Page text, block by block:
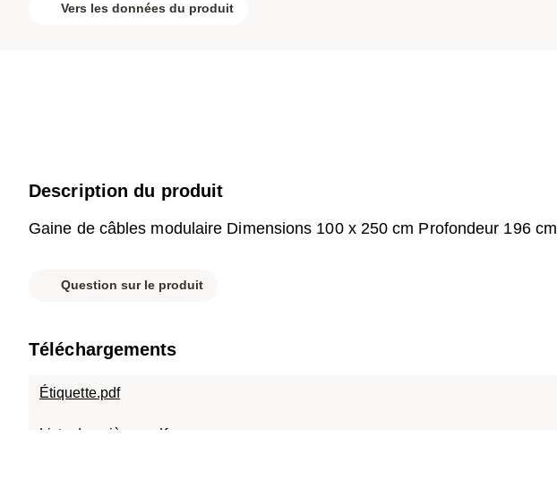
Vers les données du produit
Description du produit
Gaine de câbles modulaire Dimensions 100 x 250 cm Profondeur 196 cm
Question sur le produit
Téléchargements
Étiquette.pdf
Liste des pièces.pdf